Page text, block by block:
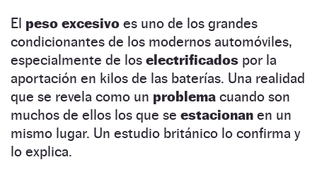
El peso excesivo es uno de los grandes
condicionantes de los modernos automóviles,
especialmente de los electrificados por la
aportación en kilos de las baterías. Una realidad
que se revela como un problema cuando son
muchos de ellos los que se estacionan en un
mismo lugar. Un estudio británico lo confirma y
lo explica.